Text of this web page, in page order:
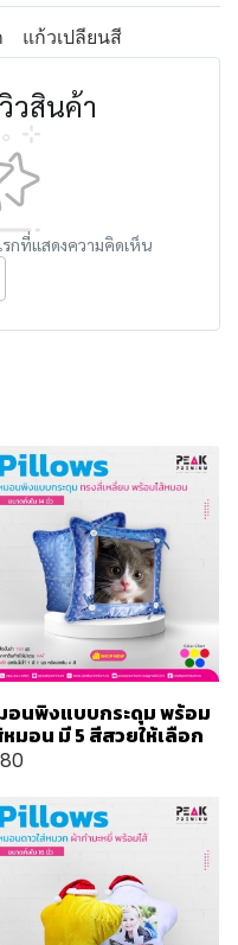
แก้วเปลียนสี
วสินค้า
กที่แสดงความคิดเห็น
อนพิงแบบกระดุม พร้อม
หมอน มี 5 สีสวยให้เลือก